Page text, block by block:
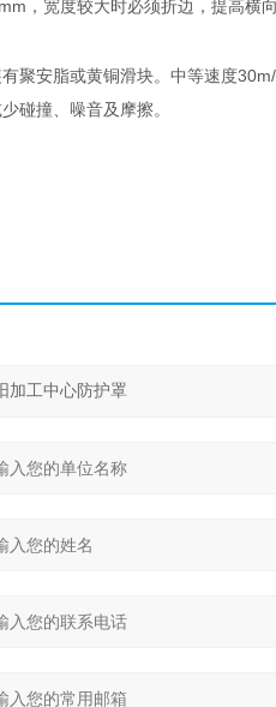
，宽度较大时必须折边，提高横
聚安脂或黄铜滑块。中等速度
碰撞、噪音及摩擦。